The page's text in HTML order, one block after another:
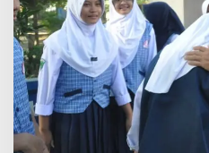
a
u
L
i
n
g
k
u
n